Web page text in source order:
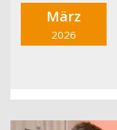
März
2026